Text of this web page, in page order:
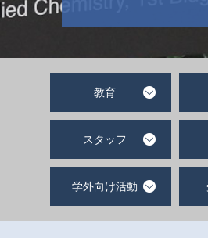
教育
スタッフ
学外向け活動